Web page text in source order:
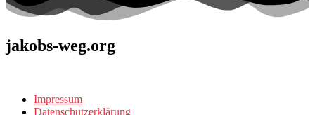
jakobs-weg.org
Impressum
Datenschutzerklärung